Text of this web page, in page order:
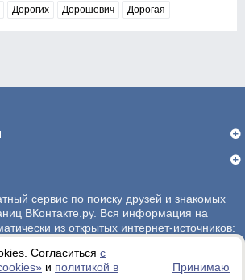
Согласиться с
и политикой в
Принимаю
Дорогих Дорошевич Дорогая
сервис по поиску друзей и знакомых
ВКонтакте.ру. Вся информация на
из открытых интернет-источников:
ответственности не несет.